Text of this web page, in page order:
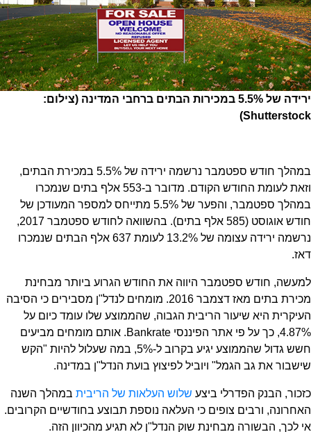
Shutterstock)
במהלך חודש ספטמבר נרשמה ירידה של 5.5% במכירת הבתים,
וזאת לעומת החודש הקודם. מדובר ב-553 אלף בתים שנמכרו
במהלך ספטמבר, והפער של 5.5% מתייחס למספר המעודכן של
חודש אוגוסט (585 אלף בתים). בהשוואה לחודש ספטמבר 2017,
נרשמה ירידה עצומה של 13.2% לעומת 637 אלף הבתים שנמכרו
דאז.
למעשה, חודש ספטמבר היווה את החודש הגרוע ביותר מבחינת
מכירת בתים מאז דצמבר 2016. מומחים לנדל"ן מסבירים כי הסיבה
העיקרית היא שיעור הריבית הגבוה, שהממוצע שלו עומד כיום על
4.87%, כך על פי אתר הפיננסי Bankrate. אותם מומחים מביעים
חשש גדול שהממוצע יגיע בקרוב ל-5%, במה שעלול להיות "הקש
שישבור את גב הגמל" ויוביל לפיצוץ בועת הנדל"ן במדינה.
כזכור, הבנק הפדרלי ביצע שלוש העלאות של הריבית במהלך השנה
האחרונה, ורבים צופים כי העלאה נוספת תבוצע בחודשיים הקרובים.
אי לכך, הבשורה מבחינת שוק הנדל"ן לא תגיע מהכיוון הזה.